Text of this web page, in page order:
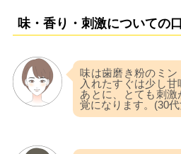
味・香り・刺激についての
味は歯磨き粉のミ
入れたすぐは少し
あとに、とても刺
覚になります。(30